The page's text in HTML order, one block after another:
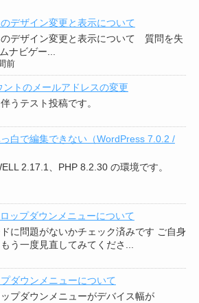
デザイン変更と表示について
デザイン変更と表示について 質問を失
ナビゲー...
前
ントのメールアドレスの変更
うテスト投稿です。
白で編集できない（WordPress 7.0.2 /
2.17.1、PHP 8.2.30 の環境です。
ップダウンメニューについて
に問題がないかチェック済みです ご自身
う一度見直してみてくださ...
ダウンメニューについて
プダウンメニューがデバイス幅が